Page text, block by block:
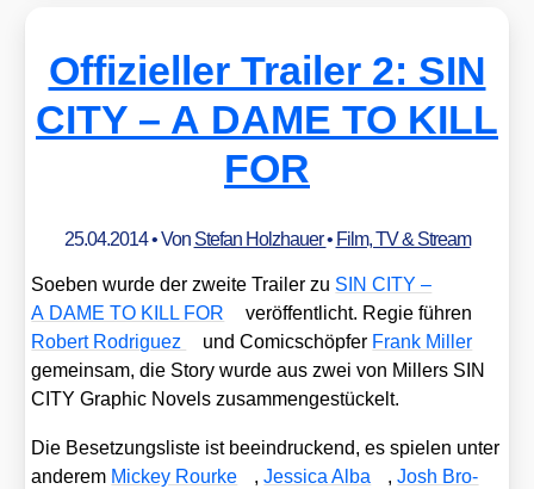
Offizieller Trailer 2: SIN
CITY – A DAME TO KILL
FOR
25.04.2014• Von Stefan Holzhauer• Film, TV & Stream
Soeben wur­de der zwei­te Trai­ler zu SIN CITY –
A DAME TO KILL FOR
ver­öf­fent­licht. Regie füh­ren
Robert Rodri­guez
und Comic­schöp­fer Frank Mil­ler
gemein­sam, die Sto­ry wur­de aus zwei von Mil­lers SIN
CITY Gra­phic Novels zusam­men­ge­stü­ckelt.
Die Beset­zungs­lis­te ist beein­dru­ckend, es spie­len unter
ande­rem Mickey Rour­ke ,Jes­si­ca Alba ,Josh Bro­